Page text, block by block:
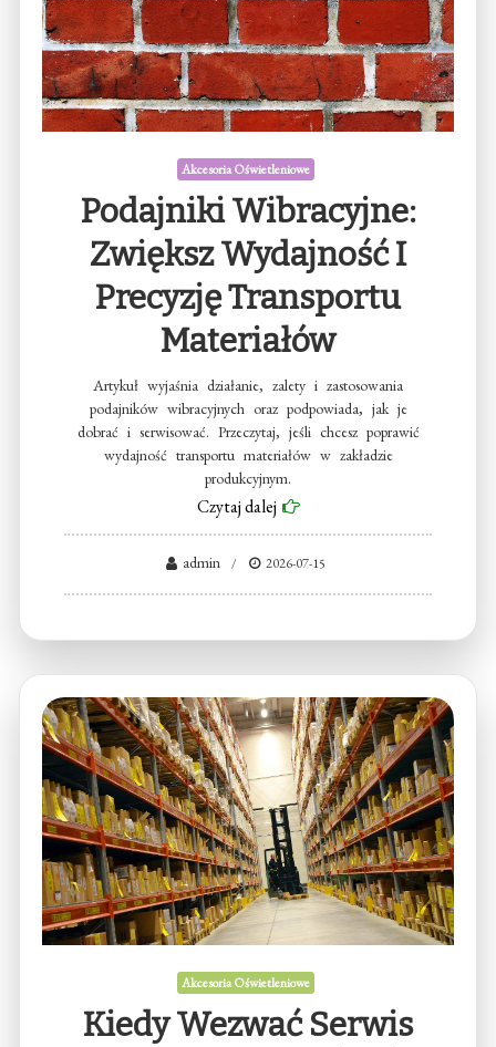
Akcesoria Oświetleniowe
Podajniki Wibracyjne:
Zwiększ Wydajność I
Precyzję Transportu
Materiałów
Artykuł wyjaśnia działanie, zalety i zastosowania
podajników wibracyjnych oraz podpowiada, jak je
dobrać i serwisować. Przeczytaj, jeśli chcesz poprawić
wydajność transportu materiałów w zakładzie
produkcyjnym.
Czytaj dalej
admin 2026-07-15
Akcesoria Oświetleniowe
Kiedy Wezwać Serwis